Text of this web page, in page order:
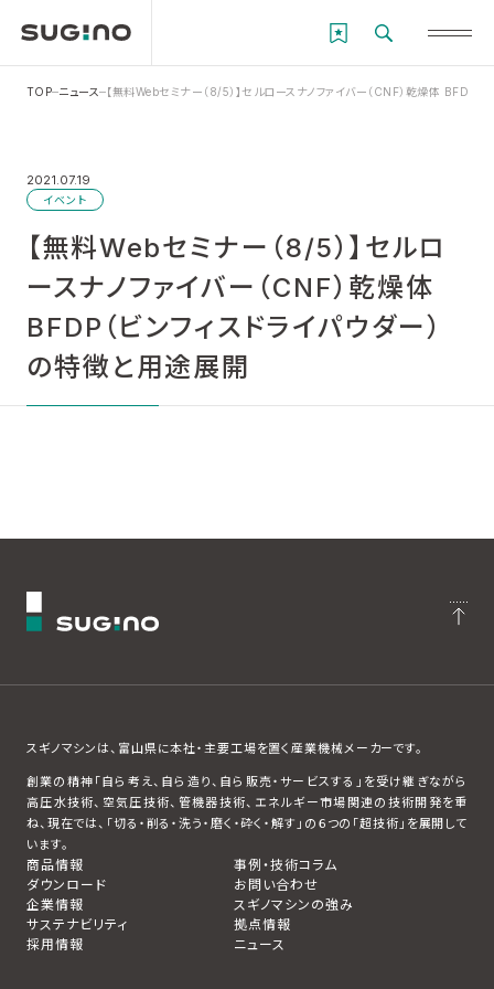
TOP ニュース 【無料Webセミナー（8/5）】セルロースナノファイバー（CNF）乾燥体 BFDP（
2021.07.19
イベント
【無料Webセミナー（8/5）】セルロ
ースナノファイバー（CNF）乾燥体
BFDP（ビンフィスドライパウダー）
の特徴と用途展開
スギノマシンは、富山県に本社・主要工場を置く産業機械メーカーです。
創業の精神「自ら考え、自ら造り、自ら販売・サービスする」を受け継ぎながら
高圧水技術、空気圧技術、管機器技術、エネルギー市場関連の技術開発を重
ね、現在では、「切る・削る・洗う・磨く・砕く・解す」の６つの「超技術」を展開して
います。
商品情報
事例・技術コラム
ダウンロード
お問い合わせ
企業情報
スギノマシンの強み
サステナビリティ
拠点情報
採用情報
ニュース